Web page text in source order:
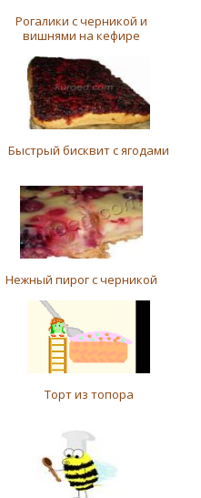
Рогалики с черникой и
вишнями на кефире
Быстрый бисквит с ягодами
Нежный пирог с черникой
Торт из топора